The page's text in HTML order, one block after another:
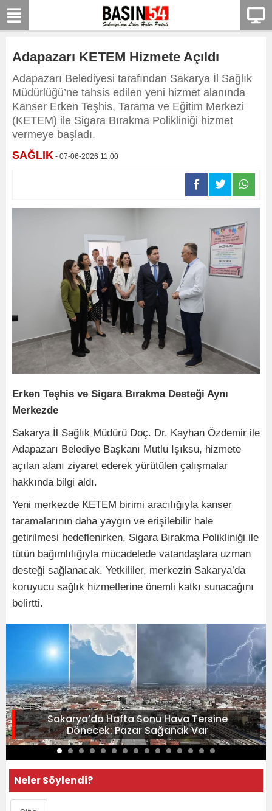
Adapazarı KETEM Hizmete Açıldı
Adapazarı Belediyesi tarafından Sakarya İl Sağlık
Müdürlüğü’ne tahsis edilen yeni hizmet alanında
Kanser Erken Teşhis, Tarama ve Eğitim Merkezi
(KETEM) ile Sigara Bırakma Polikliniği hizmet
vermeye başladı.
SAĞLIK - 07-06-2026 11:00
Erken Teşhis ve Sigara Bırakma Desteği Aynı
Merkezde
Sakarya İl Sağlık Müdürü Doç. Dr. Kayhan Özdemir ile
Adapazarı Belediye Başkanı Mutlu Işıksu, hizmete
açılan alanı ziyaret ederek yürütülen çalışmalar
hakkında bilgi aldı.
Yeni merkezde KETEM birimi aracılığıyla kanser
taramalarının daha yaygın ve erişilebilir hale
getirilmesi hedeflenirken, Sigara Bırakma Polikliniği ile
tütün bağımlılığıyla mücadelede vatandaşlara uzman
desteği sağlanacak. Yetkililer, merkezin Sakarya’da
koruyucu sağlık hizmetlerine önemli katkı sunacağını
belirtti.
Sakarya’da Hafta Sonu Hava Tersine
Dönecek: Pazar Sağanak Var
Neler Söylendi?